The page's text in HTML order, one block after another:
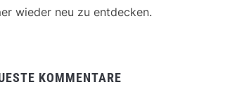
wieder neu zu entdecken.
KOMMENTARE